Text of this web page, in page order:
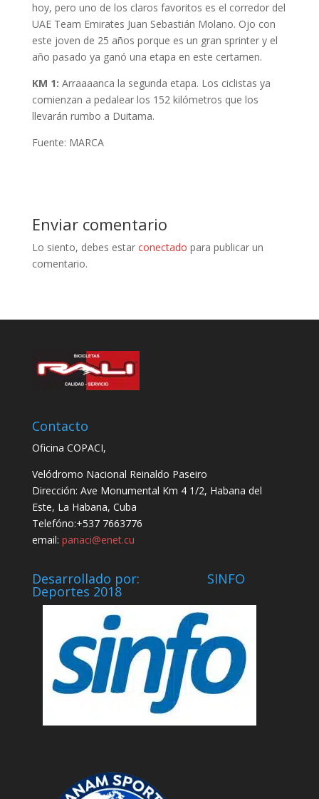
hoy, pero uno de los claros favoritos es el corredor del
UAE Team Emirates Juan Sebastián Molano. Ojo con
este joven de 25 años porque es un gran sprinter y el
año pasado ya ganó una etapa en este certamen.
KM 1: Arraaaanca la segunda etapa. Los ciclistas ya
comienzan a pedalear los 152 kilómetros que los
llevarán rumbo a Duitama.
Fuente: MARCA
Enviar comentario
Lo siento, debes estar conectado para publicar un
comentario.
Contacto
Oficina COPACI,
Velódromo Nacional Reinaldo Paseiro
Dirección: Ave Monumental Km 4 1/2, Habana del
Este, La Habana, Cuba
Telefóno:+537 7663776
email: panaci@enet.cu
Desarrollado por: SINFO
Deportes 2018